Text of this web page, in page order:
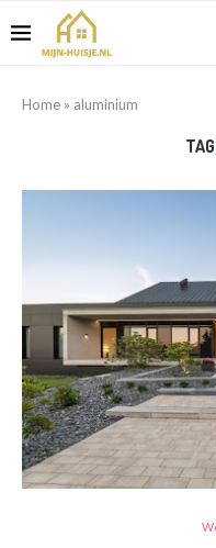
Home » aluminium